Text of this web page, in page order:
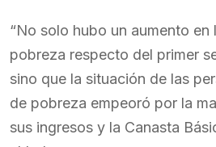
“No solo hubo un aumento en
pobreza respecto del primer
sino que la situación de las
de pobreza empeoró por la
sus ingresos y la Canasta